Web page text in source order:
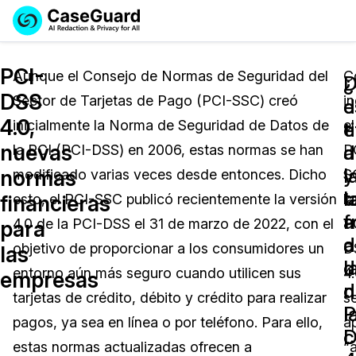
Licencia de CaseGuard Studio
Precios de Redacción a Pedido
Soluciones
Redacción de vídeos
Redacción de documentos
Redacción de audio
Redacción de imágenes
Transcripción y Traducción
Industrias
Cuerpos Policiales
Transportación
Educación
El Gobierno
Precios
Recursos
Preguntas Frecuentes
Artículos
Casos Practicos
Eventos
Demo
English
Español
PCI-
DSS
4.0,
nuevas
normas
financieras
para
las
empresas
Aunque el Consejo de Normas de Seguridad del
Sector de Tarjetas de Pago (PCI-SSC) creó
inicialmente la Norma de Seguridad de Datos de
la PCI (PCI-DSS) en 2006, estas normas se han
modificado varias veces desde entonces. Dicho
esto, el PCI-SSC publicó recientemente la versión
4.0 de la PCI-DSS el 31 de marzo de 2022, con el
objetivo de proporcionar a los consumidores un
entorno aún más seguro cuando utilicen sus
tarjetas de crédito, débito y crédito para realizar
pagos, ya sea en línea o por teléfono. Para ello,
estas normas actualizadas ofrecen a
y
el
la
a